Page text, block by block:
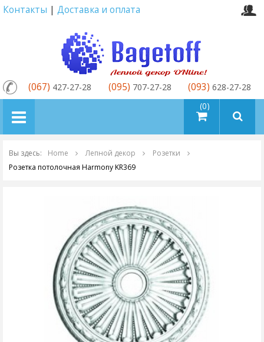
Контакты | Доставка и оплата
товаров (0)
(067) 427-27-28 (095) 707-27-28 (093) 628-27-28
Вы здесь: Home Лепной декор
Розетки
Розетка потолочная Harmony KR369